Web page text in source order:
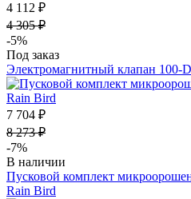
4 112 ₽
4 305 ₽
-5%
Под заказ
Электромагнитный клапан 100-
7 704 ₽
8 273 ₽
-7%
В наличии
Пусковой комплект
Rain Bird